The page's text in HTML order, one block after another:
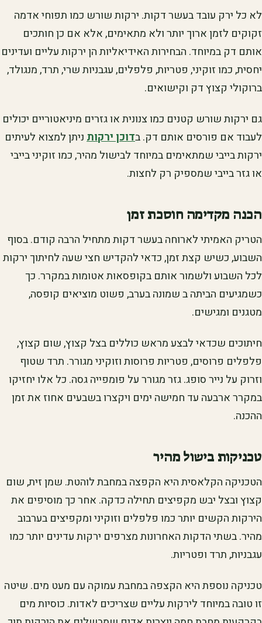
לא כל ירק עובד בעשר דקות. ירקות שורש כמו תפוחי אדמה
זקוקים לזמן ארוך יותר ולא מתאימים, אלא אם כן חותכים
אותם דק במיוחד. הבחירות האידיאליות הן ירקות עליים ועדינים
יחסית, כמו זוקיני, פטריות, פלפלים, עגבניות שרי, תרד, מנגולד,
ברוקולי קצוץ דק וקישואים.
גם ירקות שורש קטנים כמו צנונית או גזרים מיניאטוריים יכולים
לעבוד אם פורסים אותם דק. בדוכן ירקותניתן למצוא לעיתים
ירקות בייבי שמתאימים במיוחד לבישול מהיר, כמו זוקיני בייבי
או גזר בייבי שמספיק רק לחצות.
הכנה מקדימה חוסכת זמן
הטריק האמיתי לארוחה בעשר דקות מתחיל הרבה קודם. בסוף
השבוע, כשיש קצת זמן, כדאי להקדיש חצי שעה לחיתוך ירקות
לכל השבוע ולשמור אותם בקופסאות אטומות במקרר. כך
כשמגיעים הביתה ב שמונה בערב, פשוט מוציאים קופסה,
מטגנים ומגישים.
חיתוכים שכדאי לבצע מראש כוללים בצל קצוץ, שום קצוץ,
פלפלים פרוסים, פטריות פרוסות וזוקיני מגורר. תרד שטוף
וזרוק על נייר סופג. גזר מגורר על פומפייה גסה. כל אלו יחזיקו
במקרר ארבעה עד חמישה ימים ויקצרו בשבעים אחוז את זמן
ההכנה.
טכניקות בישול מהיר
הטכניקה הקלאסית היא הקפצה במחבת לוהטת. שמן זית, שום
קצוץ ובצל יבש מקפיצים תחילה כדקה. אחר כך מוסיפים את
הירקות הקשים יותר כמו פלפלים וזוקיני ומקפיצים בערבוב
מהיר. בשתי הדקות האחרונות מצרפים ירקות עדינים יותר כמו
עגבניות, תרד ופטריות.
טכניקה נוספת היא הקצפה במחבת עמוקה עם מעט מים. שיטה
זו טובה במיוחד לירקות עליים שצריכים לאדות. כוסיות מים